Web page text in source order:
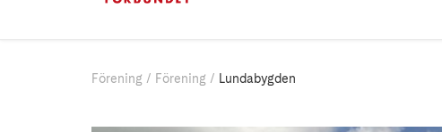
Förening Förening Lundabygden